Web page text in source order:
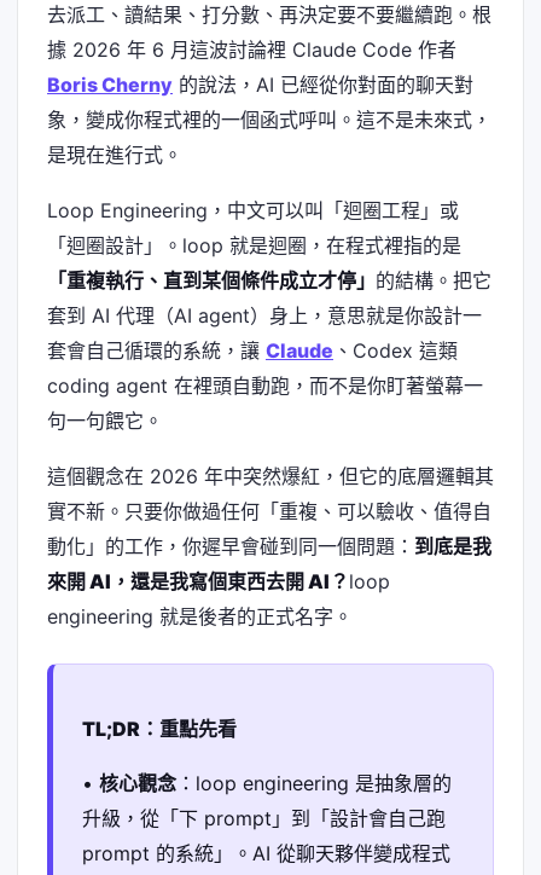
去派工、讀結果、打分數、再決定要不要繼續跑。根
據 2026 年 6 月這波討論裡 Claude Code 作者
Boris Cherny 的說法，AI 已經從你對面的聊天對
象，變成你程式裡的一個函式呼叫。這不是未來式，
是現在進行式。
Loop Engineering，中文可以叫「迴圈工程」或
「迴圈設計」。loop 就是迴圈，在程式裡指的是
「重複執行、直到某個條件成立才停」 的結構。把它
套到 AI 代理（AI agent）身上，意思就是你設計一
套會自己循環的系統，讓 Claude 、Codex 這類
coding agent 在裡頭自動跑，而不是你盯著螢幕一
句一句餵它。
這個觀念在 2026 年中突然爆紅，但它的底層邏輯其
實不新。只要你做過任何「重複、可以驗收、值得自
動化」的工作，你遲早會碰到同一個問題： 到底是我
來開 AI，還是我寫個東西去開 AI？ loop
engineering 就是後者的正式名字。
TL;DR：重點先看
• 核心觀念 ：loop engineering 是抽象層的
升級，從「下 prompt」到「設計會自己跑
prompt 的系統」。AI 從聊天夥伴變成程式